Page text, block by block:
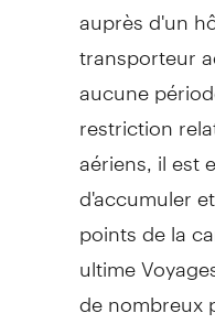
auprès d'un
transporteur
aucune
restriction
aériens, il est
d'accumuler
points de la
ultime
de nombreux